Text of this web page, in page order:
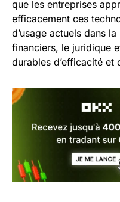
que les entreprises
efficacement ces
d’usage actuels dans
financiers, le juridique
durables d’efficacité et